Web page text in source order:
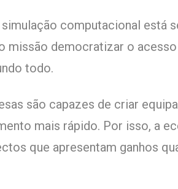
computacional está
missão democratizar o
todo.
são capazes de criar
mais rápido. Por isso, a
que apresentam ganhos